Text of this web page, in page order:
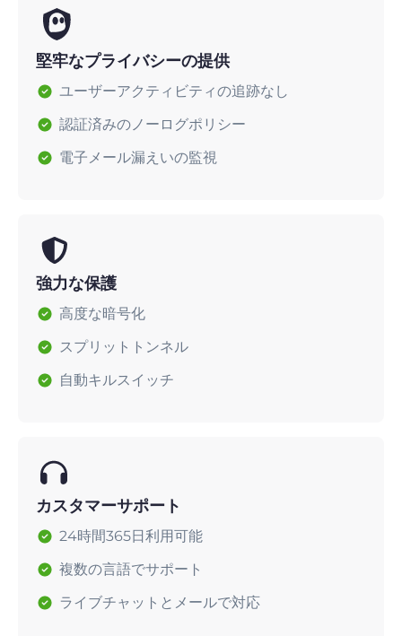
堅牢なプライバシーの提供
ユーザーアクティビティの追跡なし
認証済みのノーログポリシー
電子メール漏えいの監視
強力な保護
高度な暗号化
スプリットトンネル
自動キルスイッチ
カスタマーサポート
24時間365日利用可能
複数の言語でサポート
ライブチャットとメールで対応